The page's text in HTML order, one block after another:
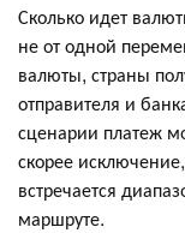
Сколько идет
не от одной
валюты, страны
отправителя и
сценарии платеж
скорее
встречается
маршруте.